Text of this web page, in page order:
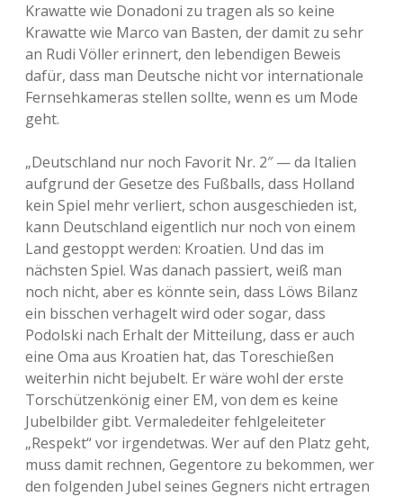
Krawatte wie Donadoni zu tragen als so keine
Krawatte wie Marco van Basten, der damit zu sehr
an Rudi Völler erinnert, den lebendigen Beweis
dafür, dass man Deutsche nicht vor internationale
Fernsehkameras stellen sollte, wenn es um Mode
geht.
„Deutschland nur noch Favorit Nr. 2″ — da Italien
aufgrund der Gesetze des Fußballs, dass Holland
kein Spiel mehr verliert, schon ausgeschieden ist,
kann Deutschland eigentlich nur noch von einem
Land gestoppt werden: Kroatien. Und das im
nächsten Spiel. Was danach passiert, weiß man
noch nicht, aber es könnte sein, dass Löws Bilanz
ein bisschen verhagelt wird oder sogar, dass
Podolski nach Erhalt der Mitteilung, dass er auch
eine Oma aus Kroatien hat, das Toreschießen
weiterhin nicht bejubelt. Er wäre wohl der erste
Torschützenkönig einer EM, von dem es keine
Jubelbilder gibt. Vermaledeiter fehlgeleiteter
„Respekt“ vor irgendetwas. Wer auf den Platz geht,
muss damit rechnen, Gegentore zu bekommen, wer
den folgenden Jubel seines Gegners nicht ertragen